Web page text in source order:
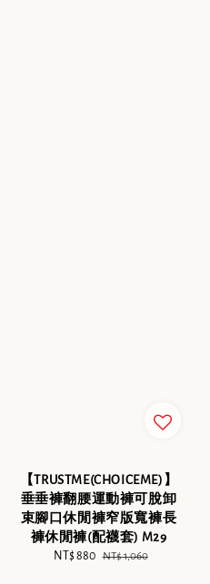
【TRUSTME(CHOICEME)】
垂垂褲翻腰運動褲可脫卸
束腳口休閒褲窄版寬褲長
褲休閒褲(配襪套) M29
Sale
NT$ 880 Regular
NT$ 1,060